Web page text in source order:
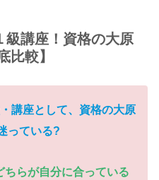
級講座！資格の大原
比較】
講座として、 資格の大原
っている?
ちらが自分に合っている